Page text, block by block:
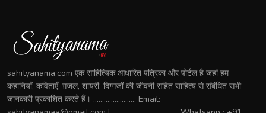
sahityanama.com एक साहित्यिक आधारित पत्रिका और पोर्टल है जहां हम
कहानियाँ, कविताएँ, ग़ज़ल, शायरी, दिग्गजों की जीवनी सहित साहित्य से संबंधित सभी
जानकारी प्रकाशित करते हैं। ........................ Email: